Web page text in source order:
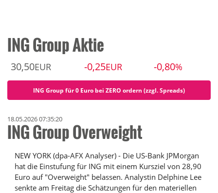
ING Group Aktie
30,50EUR -0,25EUR -0,80%
ING Group für 0 Euro bei ZERO ordern (zzgl. Spreads)
18.05.2026 07:35:20
ING Group Overweight
NEW YORK (dpa-AFX Analyser) - Die US-Bank JPMorgan
hat die Einstufung für ING mit einem Kursziel von 28,90
Euro auf "Overweight" belassen. Analystin Delphine Lee
senkte am Freitag die Schätzungen für den materiellen